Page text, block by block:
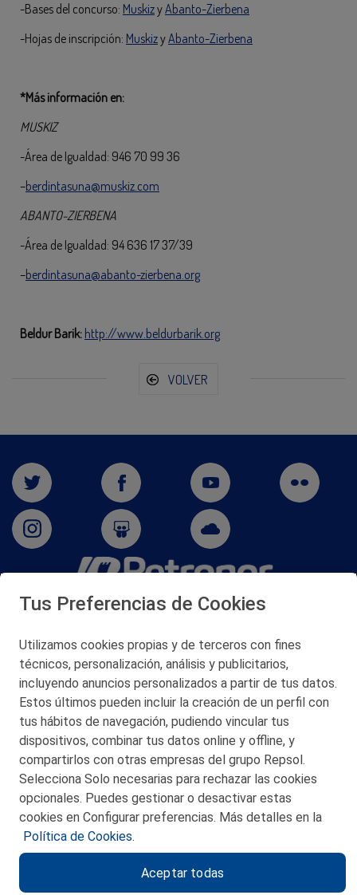
-Bases del concurso: MuskizyAbanto-Zierbena
-Hojas de inscripción: MuskizyAbanto-Zierbena
*Más información en:
MUSKIZ
-Área de Igualdad: 946 70 99 36
–berdintasuna@muskiz.com
ABANTO-ZIERBENA
-Área de Igualdad: 94 636 17 37/39
–berdintasuna@abanto-zierbena.org
Beldur Barik: http://www.beldurbarik.org
VOLVER
San Martín 5-Edificio Muñatones,
© 2026 Petronor S.A.
CONTACTO
MAPA WEB
POLITICA DE PRIVACIDAD
POLITICA DE COOKIES
Tus Preferencias de Cookies
Utilizamos cookies propias y de terceros con fines
técnicos, personalización, análisis y publicitarios,
incluyendo anuncios personalizados a partir de tus datos.
Estos últimos pueden incluir la creación de un perfil con
tus hábitos de navegación, pudiendo vincular tus
dispositivos, combinar tus datos online y offline, y
compartirlos con otras empresas del grupo Repsol.
Selecciona Solo necesarias para rechazar las cookies
opcionales. Puedes gestionar o desactivar estas
cookies en Configurar preferencias. Más detalles en la
Política de Cookies.
Aceptar todas